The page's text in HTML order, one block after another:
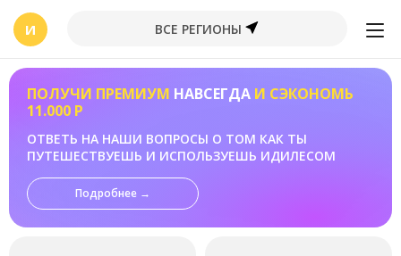
И ВСЕ РЕГИОНЫ
ПОЛУЧИ ПРЕМИУМ НАВСЕГДА И СЭКОНОМЬ
11.000 Р
ОТВЕТЬ НА НАШИ ВОПРОСЫ О ТОМ КАК ТЫ
ПУТЕШЕСТВУЕШЬ И ИСПОЛЬЗУЕШЬ ИДИЛЕСОМ
Подробнее →